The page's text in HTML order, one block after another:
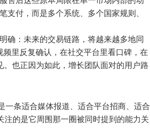
付，而是多个系统、多个国家规则、
确：未来的交易链路，将越来越多地同
频里反复确认，在社交平台里看口碑，在
也正因为如此，增长团队面对的用户路
一条适合媒体报道、适合平台招商、适合
的是它周围那一圈被同时提到的能力关